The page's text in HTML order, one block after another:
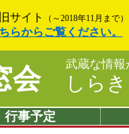
サイト （～2018年11月まで）
らからご覧ください。
会 武蔵な情報
しら
行事予定